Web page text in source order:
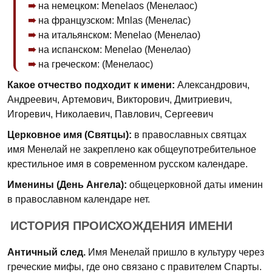
на немецком: Menelaos (Менелаос)
на французском: Mnlas (Менелас)
на итальянском: Menelao (Менелао)
на испанском: Menelao (Менелао)
на греческом: (Менелаос)
Какое отчество подходит к имени: Александрович,
Андреевич, Артемович, Викторович, Дмитриевич,
Игоревич, Николаевич, Павлович, Сергеевич
Церковное имя (Святцы): в православных святцах
имя Менелай не закреплено как общеупотребительное
крестильное имя в современном русском календаре.
Именины (День Ангела): общецерковной даты именин
в православном календаре нет.
ИСТОРИЯ ПРОИСХОЖДЕНИЯ ИМЕНИ
Античный след. Имя Менелай пришло в культуру через
греческие мифы, где оно связано с правителем Спарты.